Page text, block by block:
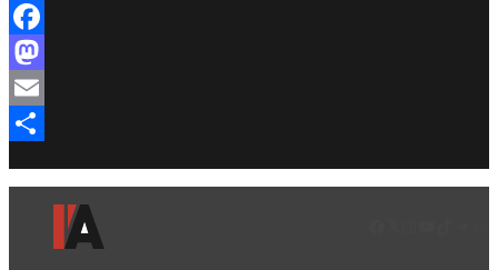
Facebook
Mastodon
Email